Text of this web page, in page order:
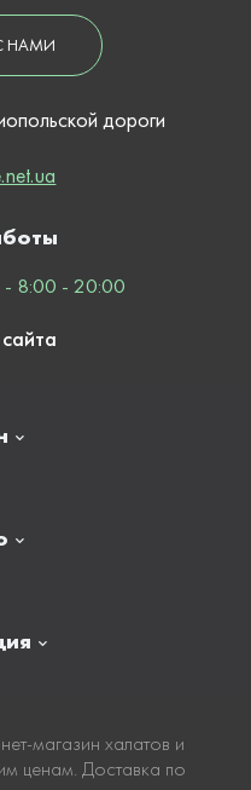
НАМИ
дороги
- 8:00 - 20:00
магазин халатов и
ценам. Доставка по